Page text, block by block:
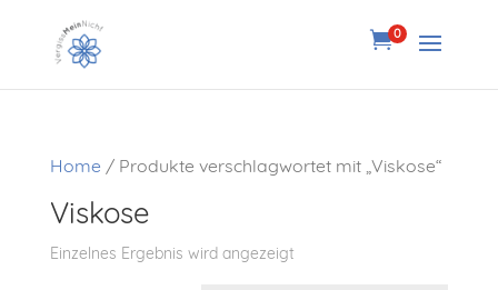
0
Home / Produkte verschlagwortet mit „Viskose“
Viskose
Einzelnes Ergebnis wird angezeigt